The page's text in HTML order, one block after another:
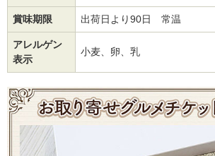
賞味期限 出荷日より90日 常温
アレルゲン
表示
小麦、卵、乳